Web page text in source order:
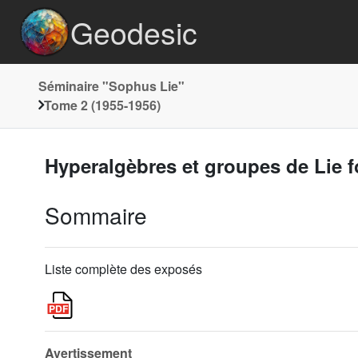
Geodesic
Séminaire "Sophus Lie"
Tome 2 (1955-1956)
Hyperalgèbres et groupes de Lie
Sommaire
Liste complète des exposés
Avertissement